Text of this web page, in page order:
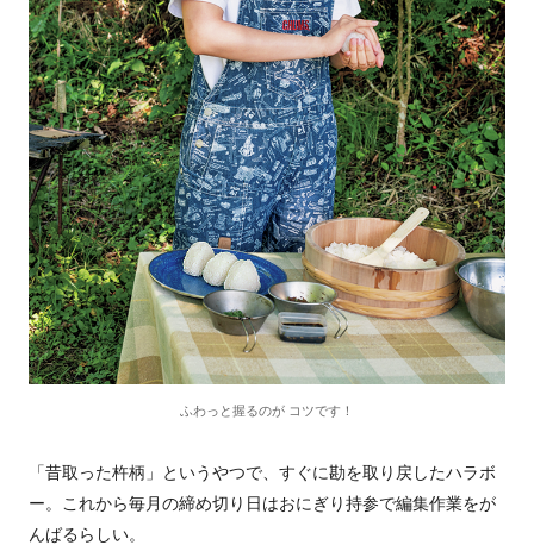
ふわっと握るのが コツです！
「昔取った杵柄」というやつで、すぐに勘を取り戻したハラボ
ー。これから毎月の締め切り日はおにぎり持参で編集作業をが
んばるらしい。